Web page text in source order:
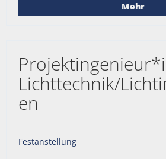
Mehr
Lichttechnik/
en
Festanstellung